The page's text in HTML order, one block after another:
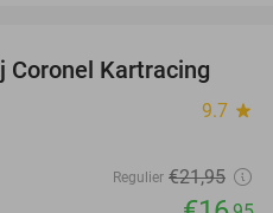
23%
Coronel Kartracing
9.7 star
Regulier €21,95